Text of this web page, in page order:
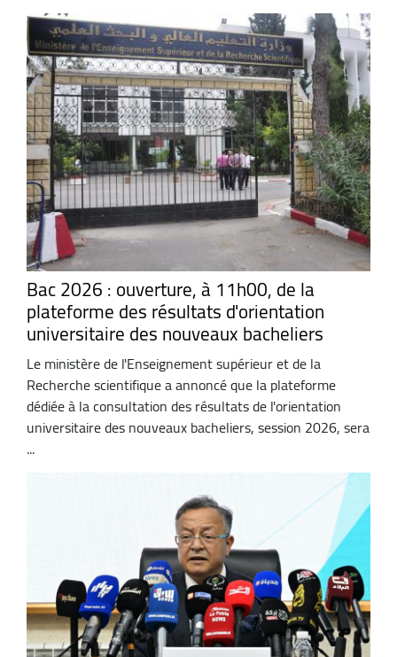
Bac 2026 : ouverture, à 11h00, de la
plateforme des résultats d'orientation
universitaire des nouveaux bacheliers
Le ministère de l'Enseignement supérieur et de la
Recherche scientifique a annoncé que la plateforme
dédiée à la consultation des résultats de l'orientation
universitaire des nouveaux bacheliers, session 2026, sera
...